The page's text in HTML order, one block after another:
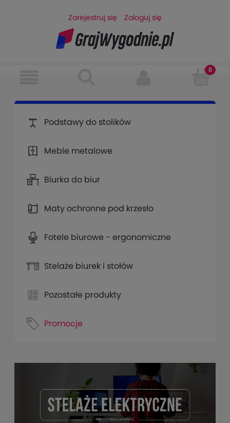
Zarejestruj się Zaloguj się
Podstawy do stolików
Meble metalowe
Biurka do biur
Maty ochronne pod krzesło
Fotele biurowe - ergonomiczne
Stelaże biurek i stołów
Pozostałe produkty
Promocje